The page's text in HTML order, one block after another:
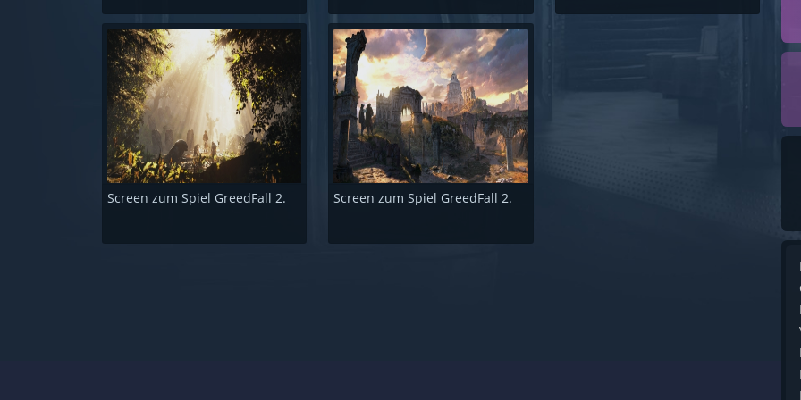
Screen zum Spiel GreedFall 2. Screen zum Spiel GreedFall 2.